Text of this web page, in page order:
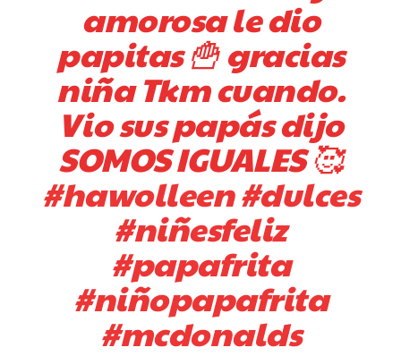
amorosa le dio
papitas 🍟 gracias
niña Tkm cuando.
Vio sus papás dijo
SOMOS IGUALES 🥰
#hawolleen#dulces
#niñesfeliz
#papafrita
#niñopapafrita
#mcdonalds